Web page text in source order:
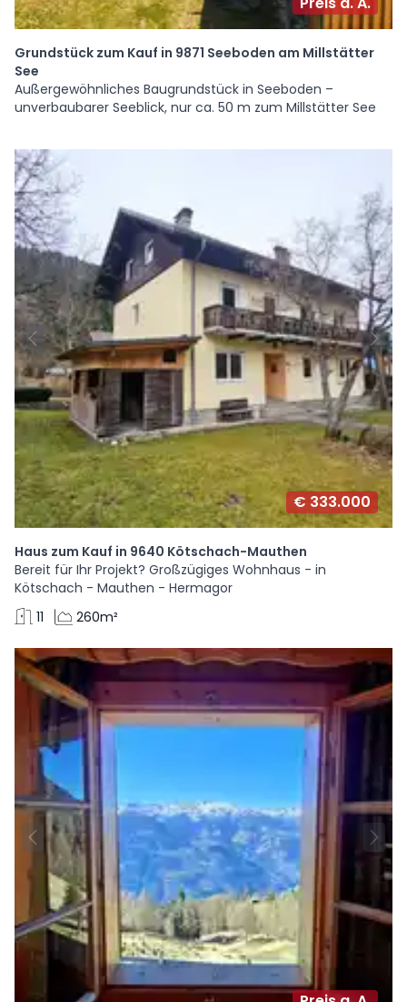
Grundstück zum Kauf in 9871 Seeboden am Millstätter
See
Außergewöhnliches Baugrundstück in Seeboden –
unverbaubarer Seeblick, nur ca. 50 m zum Millstätter See
€ 333.000
Haus zum Kauf in 9640 Kötschach-Mauthen
Bereit für Ihr Projekt? Großzügiges Wohnhaus - in
Kötschach - Mauthen - Hermagor
11
260m²